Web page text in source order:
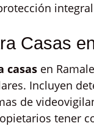
Casas
casas en
Incluyen
de
tener